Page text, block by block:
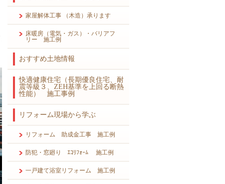
家屋解体工事 （木造）承ります
床暖房（電気・ガス）・バリアフ
リー 施工例
おすすめ土地情報
快適健康住宅（長期優良住宅、耐
震等級３、ZEH基準を上回る断熱
性能） 施工事例
リフォーム現場から学ぶ
リフォーム 助成金工事 施工例
防犯・窓廻り ｴｺﾘﾌｫｰﾑ 施工例
一戸建て浴室リフォーム 施工例